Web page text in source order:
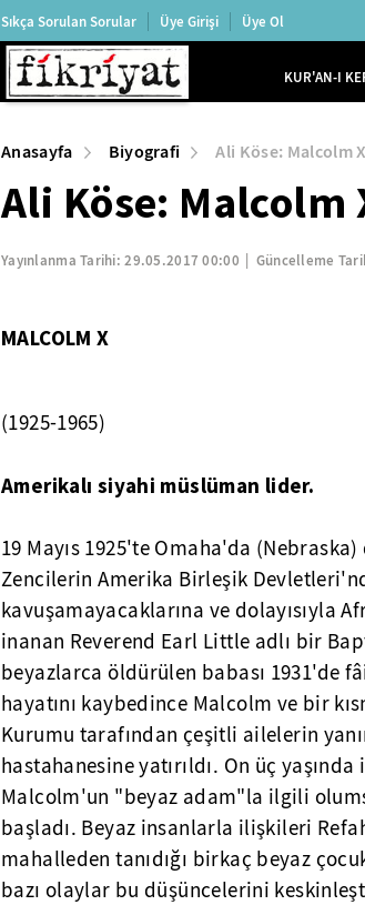
Sıkça Sorulan Sorular Üye Girişi Üye Ol
KUR'AN-I
Anasayfa Biyografi Ali Köse: Malcolm X
Ali Köse: Malcolm
Yayınlanma Tarihi:29.05.2017 00:00 Güncelleme
MALCOLM X
(1925-1965)
Amerikalı siyahi müslüman lider.
19 Mayıs 1925'te Omaha'da
Zencilerin Amerika Birleşik
kavuşamayacaklarına ve dolayısıyla
inanan Reverend Earl Little adlı bir
beyazlarca öldürülen babası 1931'de
hayatını kaybedince Malcolm ve bir
Kurumu tarafından çeşitli ailelerin
hastahanesine yatırıldı. On üç
Malcolm'un "beyaz adam"la ilgili
başladı. Beyaz insanlarla ilişkileri
mahalleden tanıdığı birkaç beyaz
bazı olaylar bu düşüncelerini